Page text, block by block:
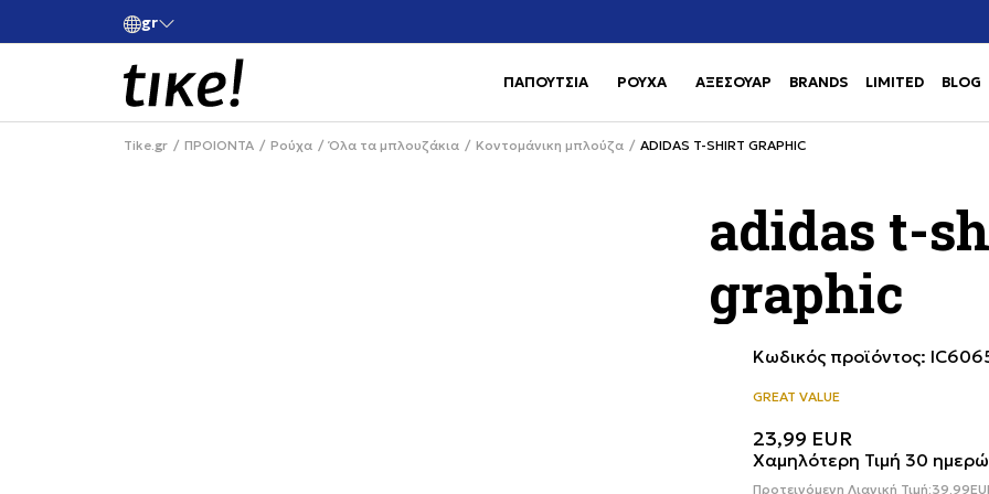
grΚάνε εγγραφή και κέρδισε -10% στην πρώτη σου αγορά
ΠΑΠΟΥΤΣΙΑ Use shift+Enter to open or close
ΡΟΥΧΑ Use shift+Enter to open or close
ΑΞΕΣΟΥΑΡ BRANDS LIMITED BLOG
Tike.gr ΠΡΟΙΟΝΤΑ Ρούχα Όλα τα μπλουζάκια Κοντομάνικη μπλούζα ADIDAS T-SHIRT GRAPHIC
adidas t-
graphic
Κωδικός προϊόντος:
GREAT VALUE
23,99 EUR
Χαμηλότερη Τιμή 30
Προτεινόμενη Λιανική Τιμή:39,99